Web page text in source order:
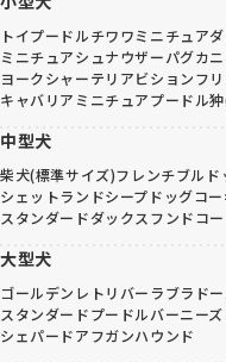
トイプードルチワワミニチュア
ミニチュアシュナウザーパグカ
ヨークシャーテリアビションフ
キャバリア ミニチュアプードル
中型犬
柴犬(標準サイズ)フレンチブルド
シェットランドシープドッグコ
スタンダードダックスフンドコ
大型犬
ゴールデンレトリバー ラブラド
スタンダードプードルバーニー
シェパードアフガンハウンド